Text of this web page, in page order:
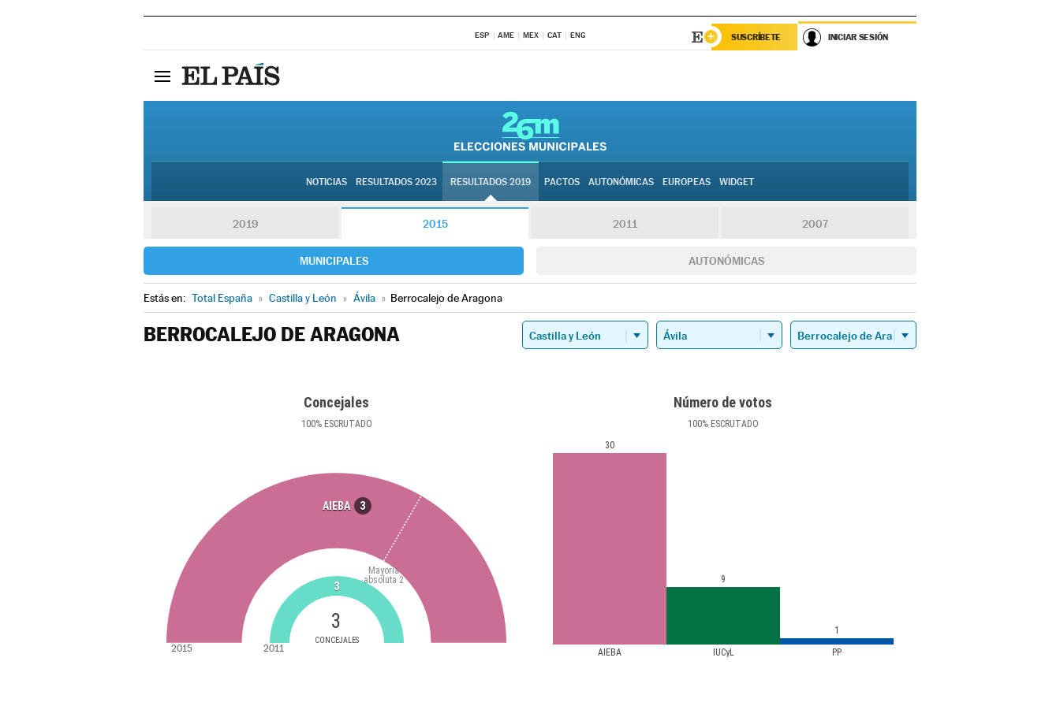
ESP AME MEX CAT ENG SUSCRÍBETE INICIAR SESIÓN
NOTICIAS RESULTADOS 2023 RESULTADOS 2019 PACTOS AUTONÓMICAS EUROPEAS WIDGET
2019 2015 2011 2007
MUNICIPALES AUTONÓMICAS
Estás en: Total España » Castilla y León » Ávila » Berrocalejo de Aragona
BERROCALEJO DE ARAGONA
Concejales
100%ESCRUTADO
AIEBA 3
3
CONCEJALES
Mayoría
absoluta 2
3
2015 2011
Número de votos
100%ESCRUTADO
AIEBA IUCyL PP
30
9
1